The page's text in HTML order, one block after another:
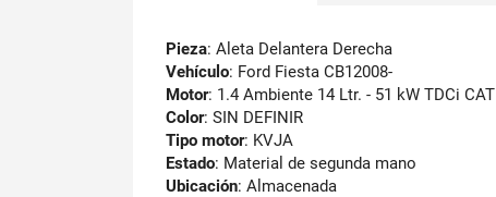
Pieza: Aleta Delantera Derecha
Vehículo: Ford Fiesta CB12008-
Motor: 1.4 Ambiente 14 Ltr. - 51 kW TDCi CAT
Color: SIN DEFINIR
Tipo motor: KVJA
Estado: Material de segunda mano
Ubicación: Almacenada